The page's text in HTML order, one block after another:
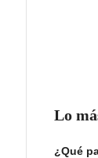
Lo
¿Qué